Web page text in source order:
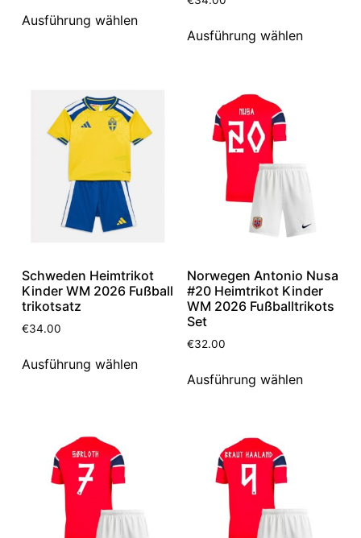
Ausführung wählen
Ausführung wählen
Schweden Heimtrikot
Kinder WM 2026 Fußball
trikotsatz
€34.00
Ausführung wählen
Norwegen Antonio Nusa
#20 Heimtrikot Kinder
WM 2026 Fußballtrikots
Set
€32.00
Ausführung wählen